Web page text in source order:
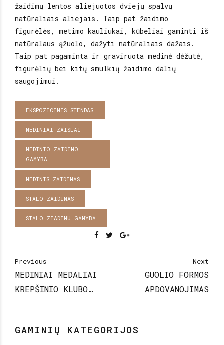
žaidimų lentos aliejuotos dviejų spalvų
natūraliais aliejais. Taip pat žaidimo
figurėlės, metimo kauliukai, kūbeliai gaminti iš
natūralaus ąžuolo, dažyti natūraliais dažais.
Taip pat pagaminta ir graviruota medinė dėžutė,
figurėlių bei kitų smulkių žaidimo dalių
saugojimui.
EKSPOZICINIS STENDAS
MEDINIAI ZAISLAI
MEDINIO ZAIDIMO
GAMYBA
MEDINIS ZAIDIMAS
STALO ZAIDIMAS
STALO ZIADIMU GAMYBA
Previous
MEDINIAI MEDALIAI
KREPŠINIO KLUBO
Next
GUOLIO FORMOS
APDOVANOJIMAS
GAMINIŲ KATEGORIJOS